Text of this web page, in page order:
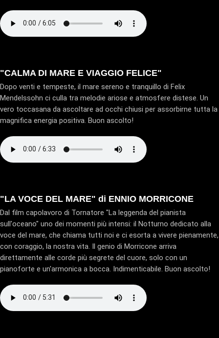
"CALMA DI MARE E VIAGGIO FELICE"
Dopo venti e tempeste, il mare sereno e tranquillo di Felix
Mendelssohn ci culla tra melodie ariose e atmosfere distese. Un
vero toccasana da ascoltare ad occhi chiusi per assorbirne tutta la
magnifica energia positiva. Buon ascolto!
"LA VOCE DEL MARE" di ENNIO MORRICONE
Dal film capolavoro di Tornatore "La leggenda del pianista
sull'oceano" uno dei momenti più intensi: il Notturno dedicato alla
voce del mare, che chiama tutti noi e ci esorta a vivere pienamente,
con coraggio, la nostra vita. Il genio di Morricone arriva
direttamente alle corde più segrete del cuore, solo con un
pianoforte e un'armonica a bocca. Indimenticabile. Buon ascolto!